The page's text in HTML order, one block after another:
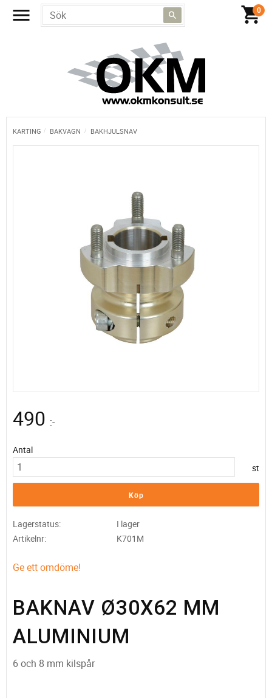
KARTING BAKVAGN BAKHJULSNAV
490 :-
Antal
st
Köp
Lagerstatus
I lager
Artikelnr
K701M
Ge ett omdöme!
BAKNAV Ø30X62 MM
ALUMINIUM
6 och 8 mm kilspår